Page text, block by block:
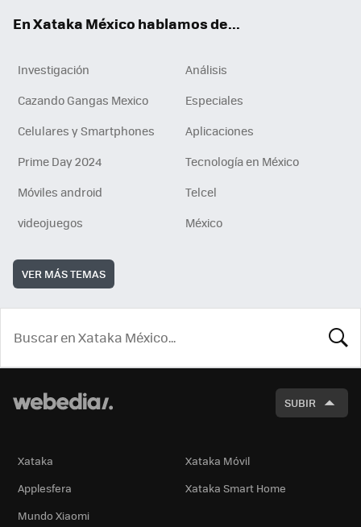
En Xataka México hablamos de...
Investigación
Análisis
Cazando Gangas Mexico
Especiales
Celulares y Smartphones
Aplicaciones
Prime Day 2024
Tecnología en México
Móviles android
Telcel
videojuegos
México
VER MÁS TEMAS
SUBIR
Xataka
Xataka Móvil
Applesfera
Xataka Smart Home
Mundo Xiaomi